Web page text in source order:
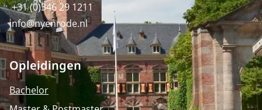
+31 (0)346 29 1211
info@nyenrode.nl
Opleidingen
Bachelor